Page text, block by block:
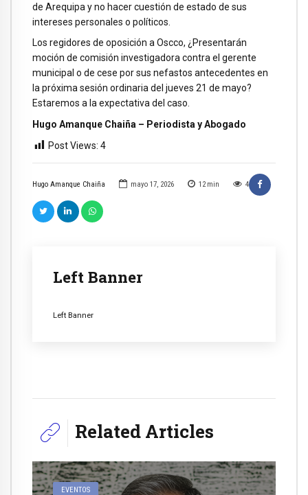
Hugo Amanque Chaiña mayo 17, 2026 12 min 4
Left Banner
Left Banner
de Arequipa y no hacer cuestión de estado de sus
intereses personales o políticos.
Los regidores de oposición a Oscco, ¿Presentarán
moción de comisión investigadora contra el gerente
municipal o de cese por sus nefastos antecedentes en
la próxima sesión ordinaria del jueves 21 de mayo?
Estaremos a la expectativa del caso.
Hugo Amanque Chaiña – Periodista y Abogado
Post Views: 4
Related Articles
EVENTOS